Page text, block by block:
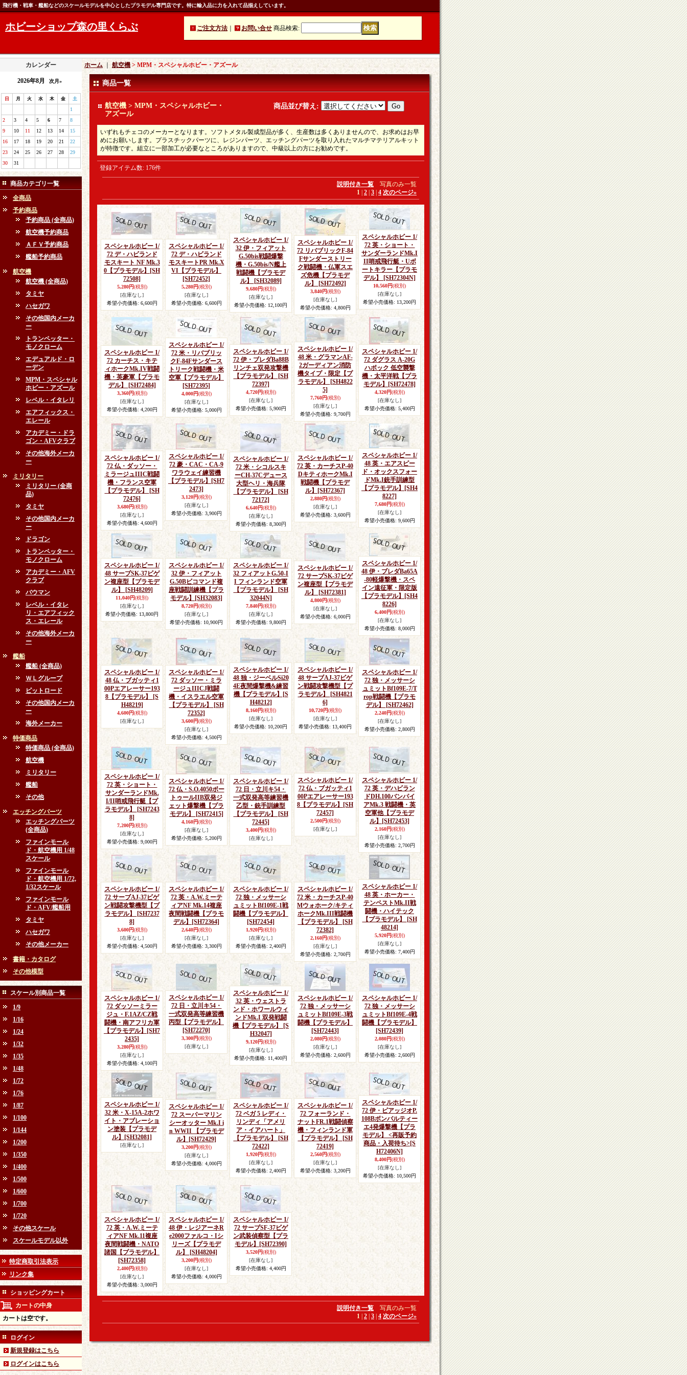
飛行機・戦車・艦船などのスケールモデルを中心としたプラモデル専門店です。特に輸入品に力を入れて品揃えしています。
ホビーショップ森の里くらぶ ご注文方法 お問い合せ 商品検索:
カレンダー
2026年8月 次月»
日 月 火 水 木 金 土
1
2
3 4 5 6 7
8
9
10 11 12 13 14
15
16
17 18 19 20 21
22
23
24 25 26 27 28
29
30
31
商品カテゴリ一覧
全商品
予約商品
予約商品 (全商品)
航空機予約商品
ＡＦＶ予約商品
艦船予約商品
航空機
航空機 (全商品)
タミヤ
ハセガワ
その他国内メーカ
ー
トランペッター・
モノクローム
エデュアルド・ロ
ーデン
MPM・スペシャル
ホビー・アズール
レベル・イタレリ
エアフィックス・
エレール
アカデミー・ドラ
ゴン・AFVクラブ
その他海外メーカ
ー
ミリタリー
ミリタリー (全商
品)
タミヤ
その他国内メーカ
ー
ドラゴン
トランペッター・
モノクローム
アカデミー・AFV
クラブ
バウマン
レベル・イタレ
リ・エアフィック
ス・エレール
その他海外メーカ
ー
艦船
艦船 (全商品)
ＷＬグループ
ピットロード
その他国内メーカ
ー
海外メーカー
特価商品
特価商品 (全商品)
航空機
ミリタリー
艦船
その他
エッチングパーツ
エッチングパーツ
(全商品)
ファインモール
ド・航空機用 1/48
スケール
ファインモール
ド・航空機用 1/72,
1/32スケール
ファインモール
ド・AFV/艦船用
タミヤ
ハセガワ
その他メーカー
書籍・カタログ
その他模型
スケール別商品一覧
1/9
1/16
1/24
1/32
1/35
1/48
1/72
1/76
1/87
1/100
1/144
1/200
1/350
1/400
1/500
1/600
1/700
1/720
その他スケール
スケールモデル以外
特定商取引法表示
リンク集
ショッピングカート
カートの中身
カートは空です。
ログイン
新規登録はこちら
ログインはこちら
ホーム 航空機 > MPM・スペシャルホビー・アズール
商品一覧
航空機 > MPM・スペシャルホビー・
アズール
商品並び替え :
いずれもチェコのメーカーとなります。ソフトメタル製成型品が多く、生産数は多くありませんので、お求めはお早
めにお願いします。プラスチックパーツに、レジンパーツ、エッチングパーツを取り入れたマルチマテリアルキット
が特徴です。組立に一部加工が必要なところがありますので、中級以上の方にお勧めです。
登録アイテム数: 176件
説明付き一覧 写真のみ一覧
1 2 3 4 次のページ»
スペシャルホビー 1/
72 デ・ハビランド
モスキート NF Mk.3
0【プラモデル】
[SH
72508]
5,280円(税別)
[在庫なし]
希望小売価格: 6,600円
スペシャルホビー 1/
72 デ・ハビランド
モスキートPR Mk.X
VI【プラモデル】
[SH72452]
5,280円(税別)
[在庫なし]
希望小売価格: 6,600円
スペシャルホビー 1/
32 伊・フィアット
G.50bis戦闘爆撃
機・G.50bis/N艦上
戦闘機【プラモデ
ル】
[SH32089]
9,680円(税別)
[在庫なし]
希望小売価格: 12,100円
スペシャルホビー 1/
72 リバブリックF-84
Fサンダーストリー
ク戦闘機・仏軍スエ
ズ危機【プラモデ
ル】
[SH72492]
3,840円(税別)
[在庫なし]
希望小売価格: 4,800円
スペシャルホビー 1/
72 英・ショート・
サンダーランドMk.I
II哨戒飛行艇・Uボ
ートキラー【プラモ
デル】
[SH72304N]
10,560円(税別)
[在庫なし]
希望小売価格: 13,200円
スペシャルホビー 1/
72 カーチス・キテ
ィホークMk.IV戦闘
機・英豪軍【プラモ
デル】
[SH72484]
3,360円(税別)
[在庫なし]
希望小売価格: 4,200円
スペシャルホビー 1/
72 米・リバブリッ
クF-84Fサンダース
トリーク戦闘機・米
空軍【プラモデル】
[SH72395]
4,000円(税別)
[在庫なし]
希望小売価格: 5,000円
スペシャルホビー 1/
72 伊・ブレダBa88B
リンチェ双発攻撃機
【プラモデル】
[SH
72397]
4,720円(税別)
[在庫なし]
希望小売価格: 5,900円
スペシャルホビー 1/
48 米・グラマンAF-
2ガーディアン消防
機タイプ・限定【プ
ラモデル】
[SH4822
5]
7,760円(税別)
[在庫なし]
希望小売価格: 9,700円
スペシャルホビー 1/
72 ダグラス A-20G
ハボック 低空襲撃
機・太平洋戦【プラ
モデル】
[SH72478]
4,320円(税別)
[在庫なし]
希望小売価格: 5,400円
スペシャルホビー 1/
72 仏・ダッソー・
ミラージュIIIC戦闘
機・フランス空軍
【プラモデル】
[SH
72476]
3,680円(税別)
[在庫なし]
希望小売価格: 4,600円
スペシャルホビー 1/
72 豪・CAC・CA-9
ワラウェイ練習機
【プラモデル】
[SH7
2473]
3,120円(税別)
[在庫なし]
希望小売価格: 3,900円
スペシャルホビー 1/
72 米・シコルスキ
ーCH-37Cデュース
大型ヘリ・海兵隊
【プラモデル】
[SH
72172]
6,640円(税別)
[在庫なし]
希望小売価格: 8,300円
スペシャルホビー 1/
72 英・カーチスP-40
DキティホークMk.I
戦闘機【プラモデ
ル】
[SH72367]
2,880円(税別)
[在庫なし]
希望小売価格: 3,600円
スペシャルホビー 1/
48 英・エアスピー
ド・オックスフォー
ドMk.I銃手訓練型
【プラモデル】
[SH4
8227]
7,680円(税別)
[在庫なし]
希望小売価格: 9,600円
スペシャルホビー 1/
48 サーブSK-37ビゲ
ン複座型【プラモデ
ル】
[SH48209]
11,040円(税別)
[在庫なし]
希望小売価格: 13,800円
スペシャルホビー 1/
32 伊・フィアット
G.50Bビコマンド複
座戦闘訓練機【プラ
モデル】
[SH32083]
8,720円(税別)
[在庫なし]
希望小売価格: 10,900円
スペシャルホビー 1/
32 フィアットG.50-I
I フィンランド空軍
【プラモデル】
[SH
32044N]
7,840円(税別)
[在庫なし]
希望小売価格: 9,800円
スペシャルホビー 1/
72 サーブSK-37ビゲ
ン複座型【プラモデ
ル】
[SH72381]
4,800円(税別)
[在庫なし]
希望小売価格: 6,000円
スペシャルホビー 1/
48 伊・ブレダBa65A
-80軽爆撃機・スペ
イン遠征軍・限定版
【プラモデル】
[SH4
8226]
6,400円(税別)
[在庫なし]
希望小売価格: 8,000円
スペシャルホビー 1/
48 仏・ブガッティ1
00Pエアレーサー193
8【プラモデル】
[S
H48219]
4,600円(税別)
[在庫なし]
スペシャルホビー 1/
72 ダッソー・ミラ
ージュIIICJ戦闘
機・イスラエル空軍
【プラモデル】
[SH
72352]
3,600円(税別)
[在庫なし]
希望小売価格: 4,500円
スペシャルホビー 1/
48 独・ジーベルSi20
4E夜間爆撃機&練習
機【プラモデル】
[S
H48212]
8,160円(税別)
[在庫なし]
希望小売価格: 10,200円
スペシャルホビー 1/
48 サーブAJ-37ビゲ
ン戦闘攻撃機型【プ
ラモデル】
[SH4821
6]
10,720円(税別)
[在庫なし]
希望小売価格: 13,400円
スペシャルホビー 1/
72 独・メッサーシ
ュミットBf109E-7/T
rop戦闘機【プラモ
デル】
[SH72462]
2,240円(税別)
[在庫なし]
希望小売価格: 2,800円
スペシャルホビー 1/
72 英・ショート・
サンダーランドMk.
I/II哨戒飛行艇【プ
ラモデル】
[SH7243
8]
7,200円(税別)
[在庫なし]
希望小売価格: 9,000円
スペシャルホビー 1/
72 仏・S.O.4050ボー
トゥールIIB双発ジ
ェット爆撃機【プラ
モデル】
[SH72415]
4,160円(税別)
[在庫なし]
希望小売価格: 5,200円
スペシャルホビー 1/
72 日・立川キ54・
一式双発高等練習機
乙型・銃手訓練型
【プラモデル】
[SH
72445]
3,400円(税別)
[在庫なし]
スペシャルホビー 1/
72 仏・ブガッティ1
00Pエアレーサー193
8【プラモデル】
[SH
72457]
2,500円(税別)
[在庫なし]
スペシャルホビー 1/
72 英・デハビラン
ドDH.100バンパイ
アMk.3 戦闘機・英
空軍他【プラモデ
ル】
[SH72453]
2,160円(税別)
[在庫なし]
希望小売価格: 2,700円
スペシャルホビー 1/
72 サーブAJ-37ビゲ
ン戦闘攻撃機型【プ
ラモデル】
[SH7237
8]
3,600円(税別)
[在庫なし]
希望小売価格: 4,500円
スペシャルホビー 1/
72 英・A.W.ミーテ
ィアNF Mk.14複座
夜間戦闘機【プラモ
デル】
[SH72364]
2,640円(税別)
[在庫なし]
希望小売価格: 3,300円
スペシャルホビー 1/
72 独・メッサーシ
ュミットBf109E-1戦
闘機【プラモデル】
[SH72454]
1,920円(税別)
[在庫なし]
希望小売価格: 2,400円
スペシャルホビー 1/
72 米・カーチスP-40
Mウォホーク/キティ
ホークMk.III戦闘機
【プラモデル】
[SH
72382]
2,160円(税別)
[在庫なし]
希望小売価格: 2,700円
スペシャルホビー 1/
48 英・ホーカー・
テンペストMk.II戦
闘機・ハイテック
【プラモデル】
[SH
48214]
5,920円(税別)
[在庫なし]
希望小売価格: 7,400円
スペシャルホビー 1/
72 ダッソーミラー
ジュ・F.1AZ/CZ戦
闘機・南アフリカ軍
【プラモデル】
[SH7
2435]
3,280円(税別)
[在庫なし]
希望小売価格: 4,100円
スペシャルホビー 1/
72 日・立川キ54・
一式双発高等練習機
丙型【プラモデル】
[SH72270]
3,300円(税別)
[在庫なし]
スペシャルホビー 1/
32 英・ウェストラ
ンド・ホワールウィ
ンドMk.I 双発戦闘
機【プラモデル】
[S
H32047]
9,120円(税別)
[在庫なし]
希望小売価格: 11,400円
スペシャルホビー 1/
72 独・メッサーシ
ュミットBf109E-3戦
闘機【プラモデル】
[SH72443]
2,080円(税別)
[在庫なし]
希望小売価格: 2,600円
スペシャルホビー 1/
72 独・メッサーシ
ュミットBf109E-4戦
闘機【プラモデル】
[SH72439]
2,080円(税別)
[在庫なし]
希望小売価格: 2,600円
スペシャルホビー 1/
32 米・X-15A-2ホワ
イト・アブレーショ
ン塗装【プラモデ
ル】
[SH32081]
[在庫なし]
スペシャルホビー 1/
72 スーパーマリン
シーオッター Mk.I i
n WWII 【プラモデ
ル】
[SH72429]
3,200円(税別)
[在庫なし]
希望小売価格: 4,000円
スペシャルホビー 1/
72 ベガ 5 レディ・
リンディ「アメリ
ア・イアハート」
【プラモデル】
[SH
72422]
1,920円(税別)
[在庫なし]
希望小売価格: 2,400円
スペシャルホビー 1/
72 フォーランド・
ナットFR.1戦闘偵察
機・フィンランド軍
【プラモデル】
[SH
72419]
2,560円(税別)
[在庫なし]
希望小売価格: 3,200円
スペシャルホビー 1/
72 伊・ピアッジオP.
108Bボンバルティー
エ4発爆撃機【プラ
モデル】 <再販予約
商品・入荷待ち>[S
H72406N]
8,400円(税別)
[在庫なし]
希望小売価格: 10,500円
スペシャルホビー 1/
72 英・A.W.ミーテ
ィアNF Mk.11複座
夜間戦闘機・NATO
諸国【プラモデル】
[SH72358]
2,400円(税別)
[在庫なし]
希望小売価格: 3,000円
スペシャルホビー 1/
48 伊・レジアーネR
e2000ファルコ・Iシ
リーズ【プラモデ
ル】
[SH48204]
3,200円(税別)
[在庫なし]
希望小売価格: 4,000円
スペシャルホビー 1/
72 サーブSF-37ビゲ
ン武装偵察型【プラ
モデル】
[SH72390]
3,520円(税別)
[在庫なし]
希望小売価格: 4,400円
説明付き一覧 写真のみ一覧
1 2 3 4 次のページ»